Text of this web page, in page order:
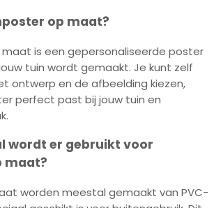
op maat?
is een gepersonaliseerde poster
tuin wordt gemaakt. Je kunt zelf
ontwerp en de afbeelding kiezen,
perfect past bij jouw tuin en
wordt er gebruikt voor
maat?
worden meestal gemaakt van PVC-